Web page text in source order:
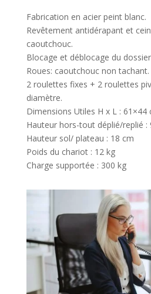
Fabrication en acier peint blanc.
Revêtement antidérapant et
caoutchouc.
Blocage et déblocage du
Roues: caoutchouc non tachant.
2 roulettes fixes + 2 roulettes
diamètre.
Dimensions Utiles H x L : 61×44
Hauteur hors-tout déplié/replié :
Hauteur sol/ plateau : 18 cm
Poids du chariot : 12 kg
Charge supportée : 300 kg